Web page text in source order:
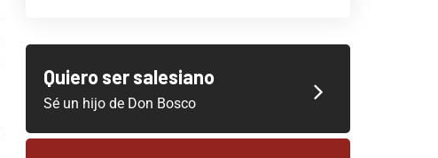
Quiero ser salesiano
Sé un hijo de Don Bosco